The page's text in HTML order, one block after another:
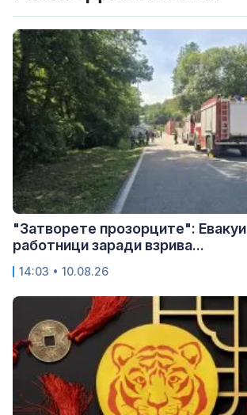
"Затворете прозорците":
работници заради взрива...
14:03 • 10.08.26